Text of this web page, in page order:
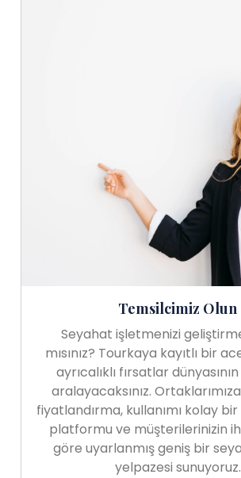
Temsilcimiz Olun
Seyahat işletmenizi
mısınız? Tourkaya kayıtlı bir
ayrıcalıklı fırsatlar dünyasının
aralayacaksınız.
fiyatlandırma, kullanımı kolay
platformu ve müşterilerinizin
göre uyarlanmış geniş bir
yelpazesi sunuyoruz.